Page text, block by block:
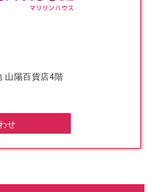
山陽百貨店4階
せ